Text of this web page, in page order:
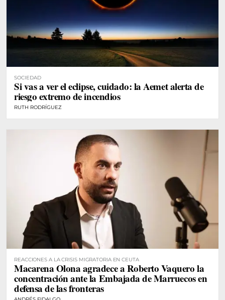
SOCIEDAD
Si vas a ver el eclipse, cuidado: la Aemet alerta de
riesgo extremo de incendios
RUTH RODRÍGUEZ
REACCIONES A LA CRISIS MIGRATORIA EN CEUTA
Macarena Olona agradece a Roberto Vaquero la
concentración ante la Embajada de Marruecos en
defensa de las fronteras